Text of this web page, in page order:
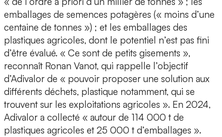
emballages de semences potagères (« moins d’une
centaine de tonnes ») ; et les emballages des
plastiques agricoles, dont le potentiel n’est pas fini
d’être évalué. « Ce sont de petits gisements »,
reconnaît Ronan Vanot, qui rappelle l’objectif
d’Adivalor de « pouvoir proposer une solution aux
différents déchets, plastique notamment, qui se
trouvent sur les exploitations agricoles ». En 2024,
Adivalor a collecté « autour de 114 000 t de
plastiques agricoles et 25 000 t d’emballages ».